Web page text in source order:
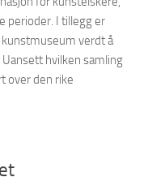
perioder. I tillegg er
verdt å
hvilken samling
over den rike